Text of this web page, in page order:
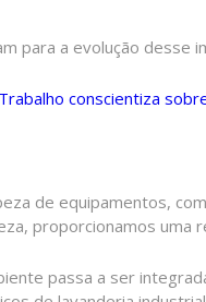
para a evolução desse
conscientiza
de equipamentos,
proporcionamos
passa a ser